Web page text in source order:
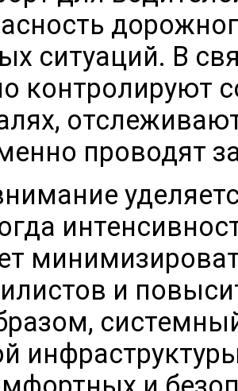
ситуаций. В
контролируют
проводят
и